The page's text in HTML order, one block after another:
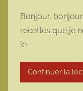
Bonjour,
recettes que je
le
Continuer la